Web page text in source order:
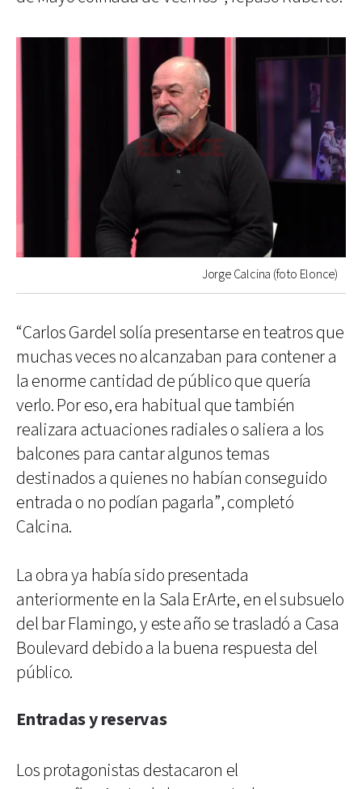
Jorge Calcina (foto Elonce)
“Carlos Gardel solía presentarse en teatros que
muchas veces no alcanzaban para contener a
la enorme cantidad de público que quería
verlo. Por eso, era habitual que también
realizara actuaciones radiales o saliera a los
balcones para cantar algunos temas
destinados a quienes no habían conseguido
entrada o no podían pagarla”, completó
Calcina.
La obra ya había sido presentada
anteriormente en la Sala ErArte, en el subsuelo
del bar Flamingo, y este año se trasladó a Casa
Boulevard debido a la buena respuesta del
público.
Entradas y reservas
Los protagonistas destacaron el